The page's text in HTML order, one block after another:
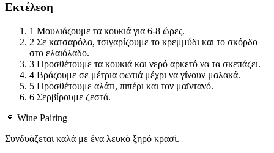
Εκτέλεση
1 Μουλιάζουμε τα κουκιά για 6-8 ώρες.
2 Σε κατσαρόλα, τσιγαρίζουμε το κρεμμύδι και το σκόρδο
στο ελαιόλαδο.
3 Προσθέτουμε τα κουκιά και νερό αρκετό να τα σκεπάζει.
4 Βράζουμε σε μέτρια φωτιά μέχρι να γίνουν μαλακά.
5 Προσθέτουμε αλάτι, πιπέρι και τον μαϊντανό.
6 Σερβίρουμε ζεστά.
🍷 Wine Pairing
Συνδυάζεται καλά με ένα λευκό ξηρό κρασί.